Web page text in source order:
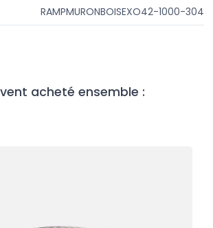
RAMPMURONBOISEXO42-1000-304
acheté ensemble :